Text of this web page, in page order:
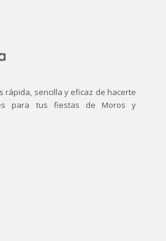
rápida, sencilla y eficaz de hacerte
para tus fiestas de Moros y